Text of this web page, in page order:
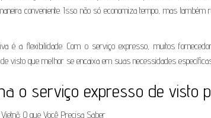
conveniente. Isso não só economiza tempo, mas
é a flexibilidade. Com o serviço expresso, muitos
visto que melhor se encaixa em suas necessidades
o serviço expresso de visto